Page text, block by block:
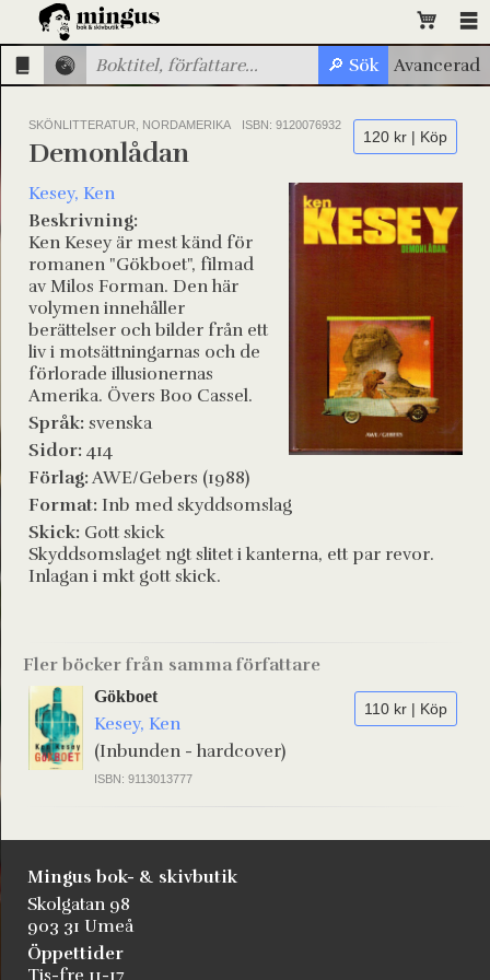
SKÖNLITTERATUR, NORDAMERIKA ISBN: 9120076932
120 kr | Köp
Demonlådan
Kesey, Ken
Beskrivning:
Ken Kesey är mest känd för
romanen "Gökboet", filmad
av Milos Forman. Den här
volymen innehåller
berättelser och bilder från ett
liv i motsättningarnas och de
förlorade illusionernas
Amerika. Övers Boo Cassel.
Språk: svenska
Sidor: 414
Förlag: AWE/Gebers (1988)
Format: Inb med skyddsomslag
Skick: Gott skick
Skyddsomslaget ngt slitet i kanterna, ett par revor.
Inlagan i mkt gott skick.
Fler böcker från samma författare
110 kr | Köp
Gökboet
Kesey, Ken
(Inbunden - hardcover)
ISBN: 9113013777
Mingus bok- & skivbutik
Skolgatan 98
903 31 Umeå
Öppettider
Tis-fre 11-17